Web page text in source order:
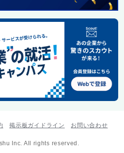
掲示板ガイドライン お問い合わせ
Inc. All rights reserved.